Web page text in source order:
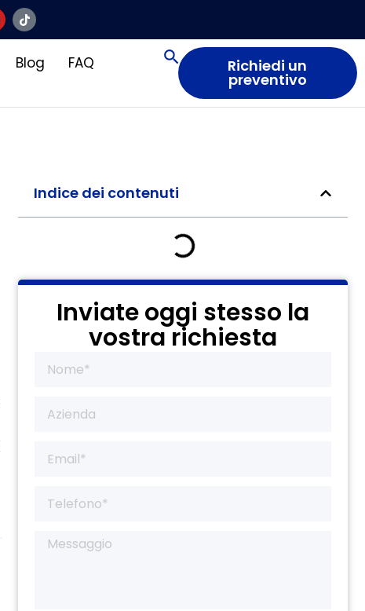
Blog FAQ Richiedi un
preventivo
Indice dei contenuti
Inviate oggi stesso la
vostra richiesta